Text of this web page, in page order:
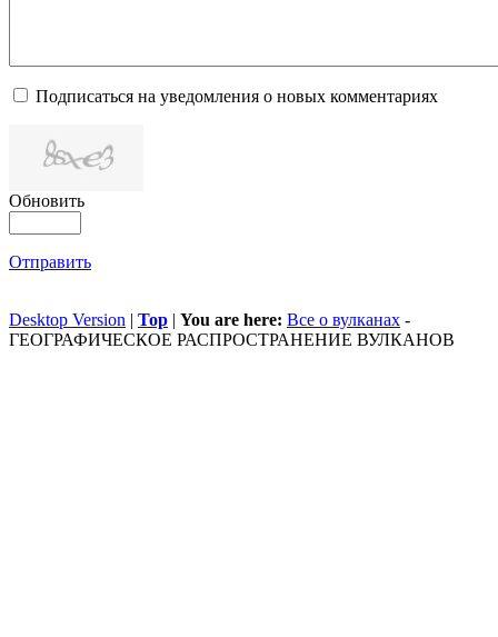
Подписаться на уведомления о новых комментариях
Обновить
Отправить
Desktop Version | Top | You are here: Все о вулканах -
ГЕОГРАФИЧЕСКОЕ РАСПРОСТРАНЕНИЕ ВУЛКАНОВ